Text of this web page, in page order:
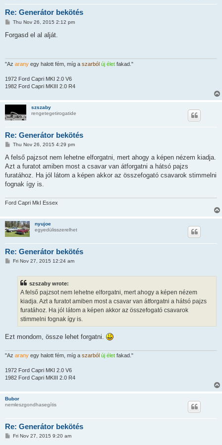
Re: Generátor bekötés
P
s
Thu Nov 26, 2015 2:12 pm
Forgasd el al alját.
"Az arany egy halott fém, míg a szarból új élet fakad."
1972 Ford Capri MKI 2.0 V6
1982 Ford Capri MKIII 2.0 R4
szszaby
rengetegetirogatide
Re: Generátor bekötés
P
s
Thu Nov 26, 2015 4:29 pm
A felső pajzsot nem lehetne elforgatni, mert ahogy a képen nézem kiadja.
Azt a furatot amiben most a csavar van átforgatni a hátsó pajzs
furatához. Ha jól látom a képen akkor az összefogató csavarok stimmelni
fognak így is.
Ford Capri MkI Essex
nyujoe
egyedülisszerelhet
Re: Generátor bekötés
PFri Nov 27, 2015 12:24 am
szszaby wrote:
A felső pajzsot nem lehetne elforgatni, mert ahogy a képen nézem
kiadja. Azt a furatot amiben most a csavar van átforgatni a hátsó pajzs
furatához. Ha jól látom a képen akkor az összefogató csavarok
stimmelni fognak így is.
Ezt mondom, össze lehet forgatni.
"Az arany egy halott fém, míg a szarból új élet fakad."
1972 Ford Capri MKI 2.0 V6
1982 Ford Capri MKIII 2.0 R4
Bubor
nemleszgondhasegítis
Re: Generátor bekötés
PFri Nov 27, 2015 9:20 am